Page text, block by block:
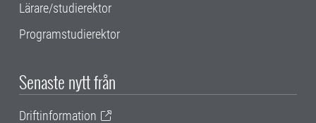
Lärare/studierektor
Programstudierektor
Senaste nytt från
Driftinformation